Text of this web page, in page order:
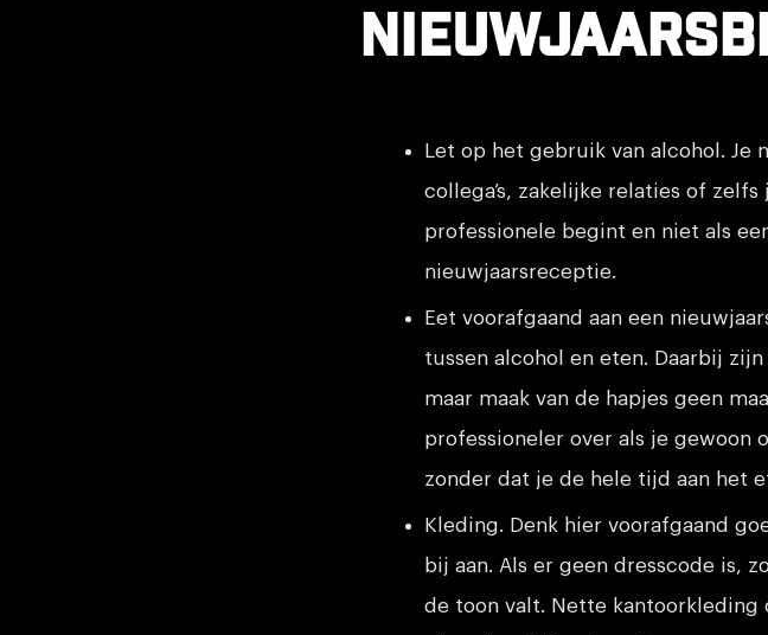
Let op het gebruik van alcohol. Je
collega’s, zakelijke relaties of
professionele begint en niet als
nieuwjaarsreceptie.
Eet voorafgaand aan een
tussen alcohol en eten. Daarbij
maar maak van de hapjes geen
professioneler over als je gewoon
zonder dat je de hele tijd aan het
Kleding. Denk hier voorafgaand
bij aan. Als er geen dresscode is,
de toon valt. Nette kantoorkleding